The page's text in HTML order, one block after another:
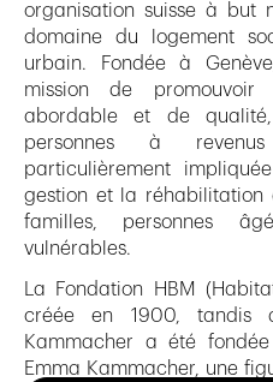
organisation suisse à but
domaine du logement
urbain. Fondée à
mission de
abordable et de
personnes à
particulièrement
gestion et la réhabilitation
familles, personnes
vulnérables.
La Fondation HBM
créée en 1900, tandis
Kammacher a été
Emma Kammacher, une